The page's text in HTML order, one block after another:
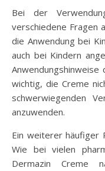
Bei der
verschiedene Fragen
die Anwendung bei
auch bei Kindern
wichtig, die Creme
schwerwiegenden
anzuwenden.
Ein weiterer häufiger
Wie bei vielen
Dermazin Creme